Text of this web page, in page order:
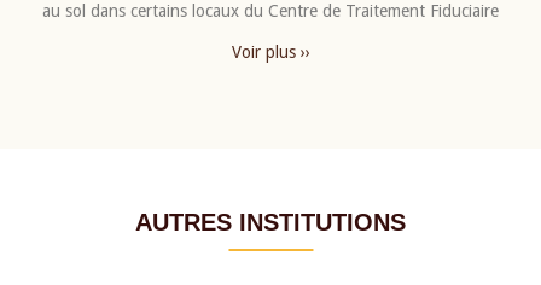
au sol dans certains locaux du Centre de Traitement Fiduciaire
Voir plus ››
AUTRES INSTITUTIONS